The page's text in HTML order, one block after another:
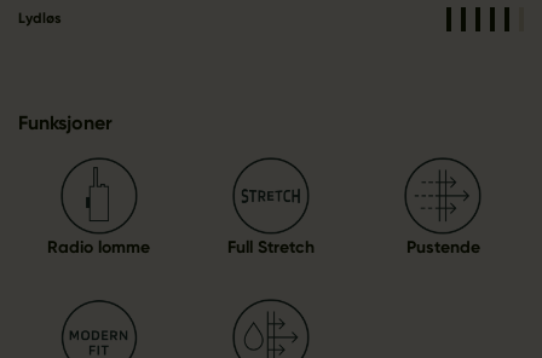
Lydløs
Funksjoner
Radio lomme Full Stretch Pustende